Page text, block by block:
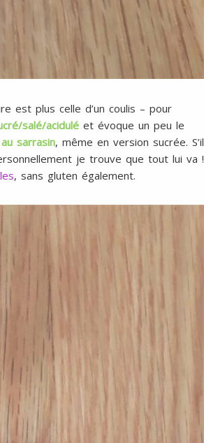
est plus celle d’un coulis – pour
salé/aciduléet évoque un peu le
sarrasin, même en version sucrée. S’il
je trouve que tout lui va !
, sans gluten également.